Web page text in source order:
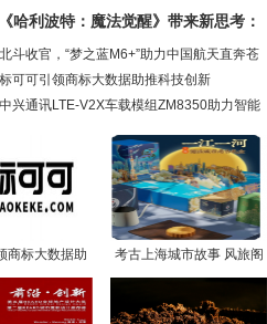
哈利波特：魔法觉醒》带来新思考：
北斗收官，“梦之蓝M6+”助力中国航天直奔苍
标可可引领商标大数据助推科技创新
中兴通讯LTE-V2X车载模组ZM8350助力智能
商标大数据助
技创新
考古上海城市故事 风旅阁
“一江一河”系列中秋礼盒火
热